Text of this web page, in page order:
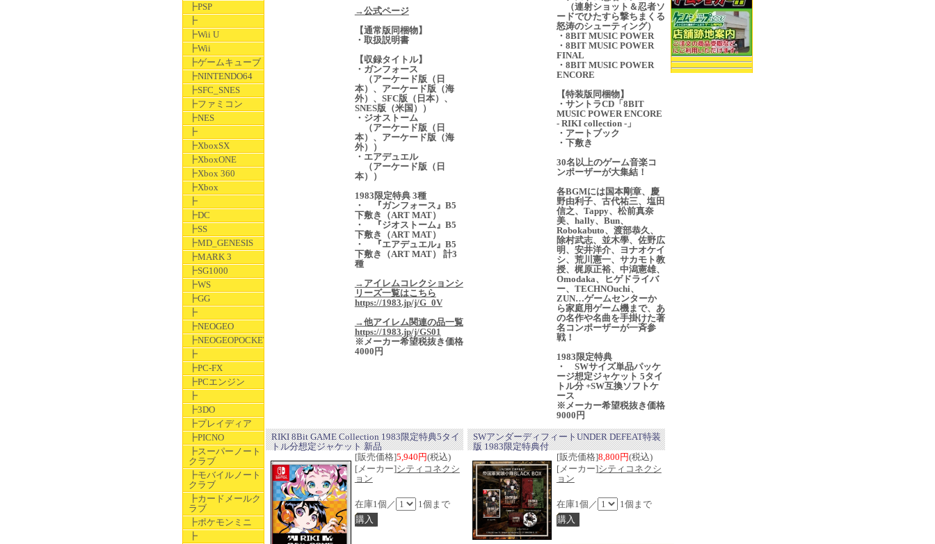
┣PSP
┣
┣Wii U
┣Wii
┣ゲームキューブ
┣NINTENDO64
┣SFC_SNES
┣ファミコン
┣NES
┣
┣XboxSX
┣XboxONE
┣Xbox 360
┣Xbox
┣
┣DC
┣SS
┣MD_GENESIS
┣MARK 3
┣SG1000
┣WS
┣GG
┣
┣NEOGEO
┣NEOGEOPOCKET
┣
┣PC-FX
┣PCエンジン
┣
┣3DO
┣プレイディア
┣PICNO
┣スーパーノート
クラブ
┣モバイルノート
クラブ
┣カードメールク
ラブ
┣ポケモンミニ
┣
→公式ページ
【通常版同梱物】
・取扱説明書
【収録タイトル】
・ガンフォース
（アーケード版（日
本）、アーケード版（海
外）、SFC版（日本）、
SNES版（米国））
・ジオストーム
（アーケード版（日
本）、アーケード版（海
外））
・エアデュエル
（アーケード版（日
本））
1983限定特典 3種
・ 『ガンフォース』B5
下敷き（ART MAT）
・ 『ジオストーム』B5
下敷き（ART MAT）
・ 『エアデュエル』B5
下敷き（ART MAT） 計3
種
→アイレムコレクションシ
リーズ一覧はこちら
https://1983.jp/j/G_0V
→他アイレム関連の品一覧
https://1983.jp/j/GS01
※メーカー希望税抜き価格
4000円
（連射ショット＆忍者ソ
ードでひたすら撃ちまくる
怒涛のシューティング）
・8BIT MUSIC POWER
・8BIT MUSIC POWER
FINAL
・8BIT MUSIC POWER
ENCORE
【特装版同梱物】
・サントラCD「8BIT
MUSIC POWER ENCORE
- RIKI collection -」
・アートブック
・下敷き
30名以上のゲーム音楽コ
ンポーザーが大集結！
各BGMには国本剛章、慶
野由利子、古代祐三、塩田
信之、Tappy、松前真奈
美、hally、Bun、
Robokabuto、渡部恭久、
除村武志、並木學、佐野広
明、安井洋介、ヨナオケイ
シ、荒川憲一、サカモト教
授、梶原正裕、中潟憲雄、
Omodaka、ヒゲドライバ
ー、TECHNOuchi、
ZUN…ゲームセンターか
ら家庭用ゲーム機まで、あ
の名作や名曲を手掛けた著
名コンポーザーが一斉参
戦！
1983限定特典
・ SWサイズ単品パッケ
ージ想定ジャケット 5タイ
トル分 +SW互換ソフトケ
ース
※メーカー希望税抜き価格
9000円
RIKI 8Bit GAME Collection 1983限定特典5タイ
トル分想定ジャケット 新品
[販売価格]5,940円(税込)
[メーカー]シティコネクシ
ョン
在庫1個／ 1個まで
SWアンダーディフィートUNDER DEFEAT特装
版 1983限定特典付
[販売価格]8,800円(税込)
[メーカー]シティコネクシ
ョン
在庫1個／ 1個まで